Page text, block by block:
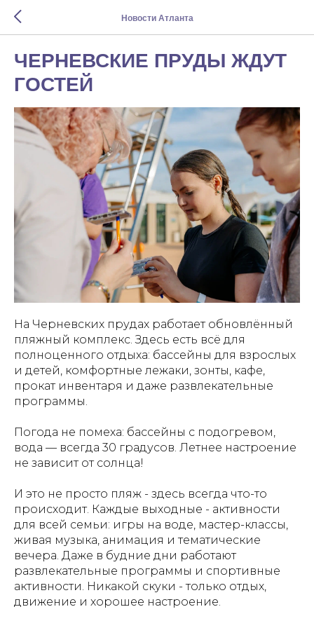
Новости Атланта
ЧЕРНЕВСКИЕ ПРУДЫ ЖДУТ
ГОСТЕЙ
На Черневских прудах работает обновлённый
пляжный комплекс. Здесь есть всё для
полноценного отдыха: бассейны для взрослых
и детей, комфортные лежаки, зонты, кафе,
прокат инвентаря и даже развлекательные
программы.
Погода не помеха: бассейны с подогревом,
вода — всегда 30 градусов. Летнее настроение
не зависит от солнца!
И это не просто пляж - здесь всегда что-то
происходит. Каждые выходные - активности
для всей семьи: игры на воде, мастер-классы,
живая музыка, анимация и тематические
вечера. Даже в будние дни работают
развлекательные программы и спортивные
активности. Никакой скуки - только отдых,
движение и хорошее настроение.